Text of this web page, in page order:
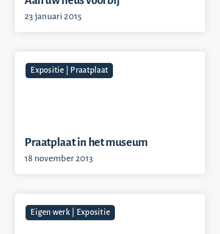
23 januari 2015
Expositie | Praatplaat
Praatplaat in het museum
18 november 2013
Eigen werk | Expositie